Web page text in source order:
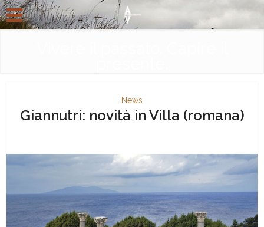
News
Giannutri: novità in Villa (romana)